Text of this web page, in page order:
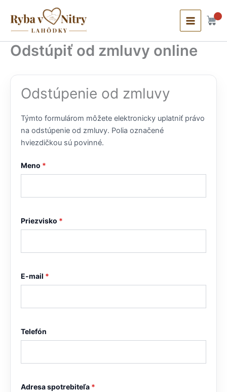
obsah
Main
Menu
Odstúpiť od zmluvy online
Odstúpenie od zmluvy
Týmto formulárom môžete elektronicky uplatniť právo
na odstúpenie od zmluvy. Polia označené
hviezdičkou sú povinné.
Meno *
Priezvisko *
E-mail *
Telefón
Adresa spotrebiteľa *